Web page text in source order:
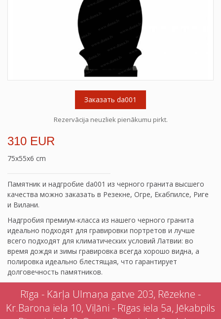
Заказать da001
Rezervācija neuzliek pienākumu pirkt.
310 EUR
75x55x6 cm
Памятник и надгробие da001 из черного гранита высшего
качества можно заказать в Резекне, Огре, Екабпилсе, Риге
и Вилани.
Надгробия премиум-класса из нашего черного гранита
идеально подходят для гравировки портретов и лучше
всего подходят для климатических условий Латвии: во
время дождя и зимы гравировка всегда хорошо видна, а
полировка идеально блестящая, что гарантирует
долговечность памятников.
Rīga - Kārļa Ulmaņa gatve 203, Rēzekne -
Kr.Barona iela 10, Viļāni - Rīgas iela 5a, Jēkabpils